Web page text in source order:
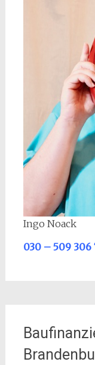
Ingo Noack
030 – 509 306